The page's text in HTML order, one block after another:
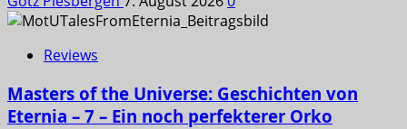
Reviews
Masters of the Universe: Geschichten von
Eternia – 7 – Ein noch perfekterer Orko